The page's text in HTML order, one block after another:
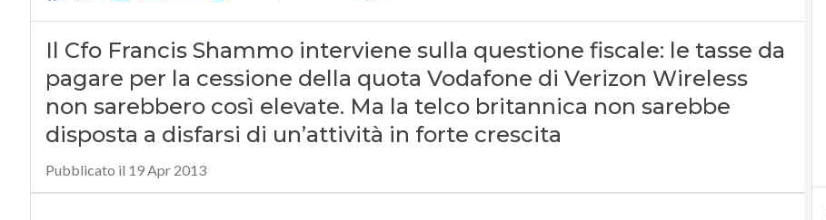
Il Cfo Francis Shammo interviene sulla questione fiscale: le tasse da
pagare per la cessione della quota Vodafone di Verizon Wireless
non sarebbero così elevate. Ma la telco britannica non sarebbe
disposta a disfarsi di un’attività in forte crescita
Pubblicato il 19 Apr 2013